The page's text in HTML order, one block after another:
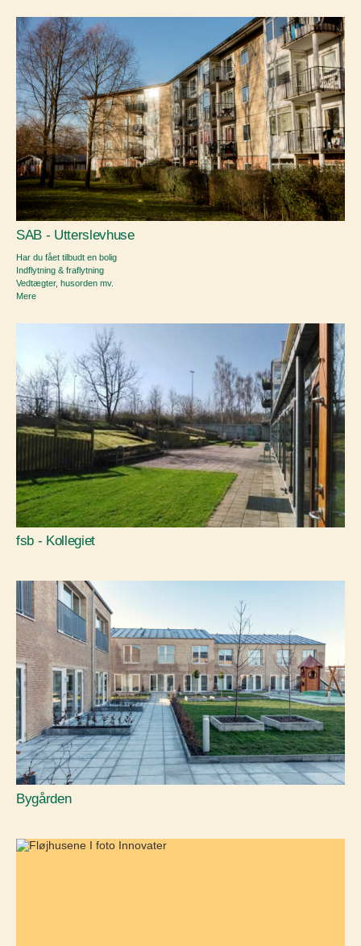
SAB - Utterslevhuse
Har du fået tilbudt en bolig
Indflytning & fraflytning
Vedtægter, husorden mv.
Mere
fsb - Kollegiet
Bygården